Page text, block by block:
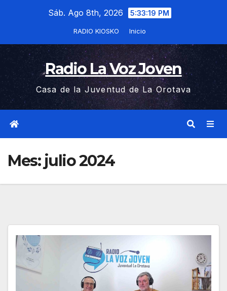
Sáb. Ago 8th, 2026 5:33:20 PM
RADIO KIOSKO Inicio
Radio La Voz Joven
Casa de la Juventud de La Orotava
Mes: julio 2024